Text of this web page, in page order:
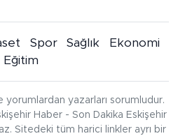
Spor Sağlık
Ekonomi
Eğitim
yorumlardan yazarları sorumludur.
Haber - Son Dakika Eskişehir
Sitedeki tüm harici linkler ayrı bir